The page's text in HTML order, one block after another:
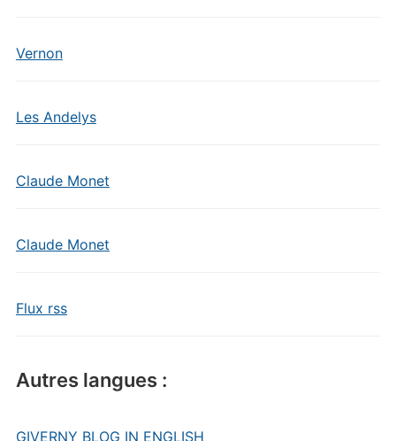
Vernon
Les Andelys
Claude Monet
Claude Monet
Flux rss
Autres langues :
GIVERNY BLOG IN ENGLISH